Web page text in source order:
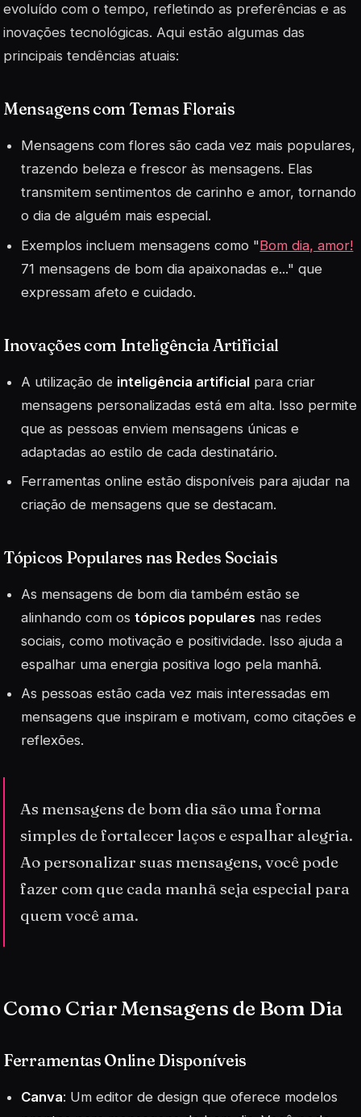
evoluído com o tempo, refletindo as preferências e as
inovações tecnológicas. Aqui estão algumas das
principais tendências atuais:
Mensagens com Temas Florais
Mensagens com flores são cada vez mais populares,
trazendo beleza e frescor às mensagens. Elas
transmitem sentimentos de carinho e amor, tornando
o dia de alguém mais especial.
Exemplos incluem mensagens como "Bom dia, amor!
71 mensagens de bom dia apaixonadas e..." que
expressam afeto e cuidado.
Inovações com Inteligência Artificial
A utilização de inteligência artificial para criar
mensagens personalizadas está em alta. Isso permite
que as pessoas enviem mensagens únicas e
adaptadas ao estilo de cada destinatário.
Ferramentas online estão disponíveis para ajudar na
criação de mensagens que se destacam.
Tópicos Populares nas Redes Sociais
As mensagens de bom dia também estão se
alinhando com ostópicos populares nas redes
sociais, como motivação e positividade. Isso ajuda a
espalhar uma energia positiva logo pela manhã.
As pessoas estão cada vez mais interessadas em
mensagens que inspiram e motivam, como citações e
reflexões.
As mensagens de bom dia são uma forma
simples de fortalecer laços e espalhar alegria.
Ao personalizar suas mensagens, você pode
fazer com que cada manhã seja especial para
quem você ama.
Como Criar Mensagens de Bom Dia
Ferramentas Online Disponíveis
Canva: Um editor de design que oferece modelos